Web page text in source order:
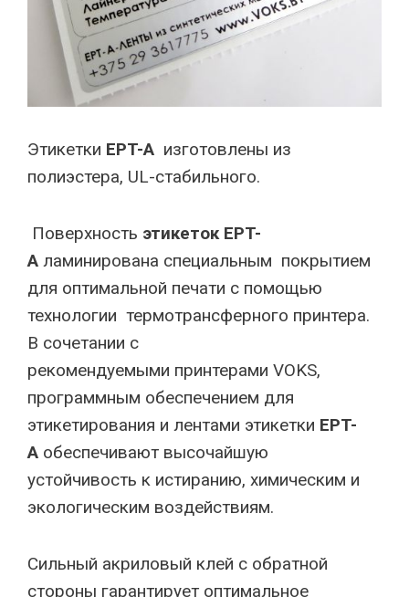
Этикетки EPT-A изготовлены из
полиэстера, UL-стабильного.
Поверхность этикеток EPT-
A ламинирована специальным покрытием
для оптимальной печати с помощью
технологии термотрансферного принтера.
В сочетании с
рекомендуемыми принтерами VOKS,
программным обеспечением для
этикетирования и лентами этикетки EPT-
A обеспечивают высочайшую
устойчивость к истиранию, химическим и
экологическим воздействиям.
Сильный акриловый клей с обратной
стороны гарантирует оптимальное